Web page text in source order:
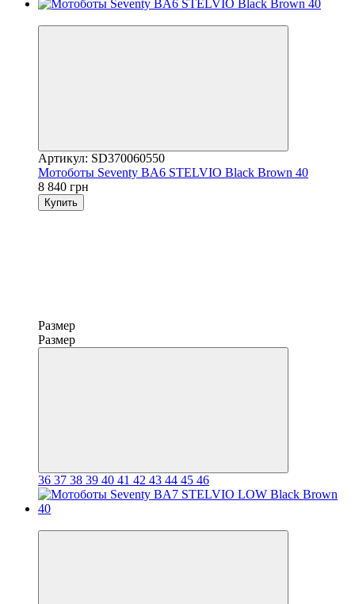
Артикул: SD370060550
Мотоботы Seventy BA6 STELVIO Black Brown 40
8 840 грн
Купить
Размер
Размер
36 37 38 39 40 41 42 43 44 45 46